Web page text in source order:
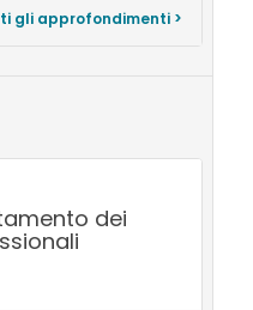
gli approfondimenti >
dei